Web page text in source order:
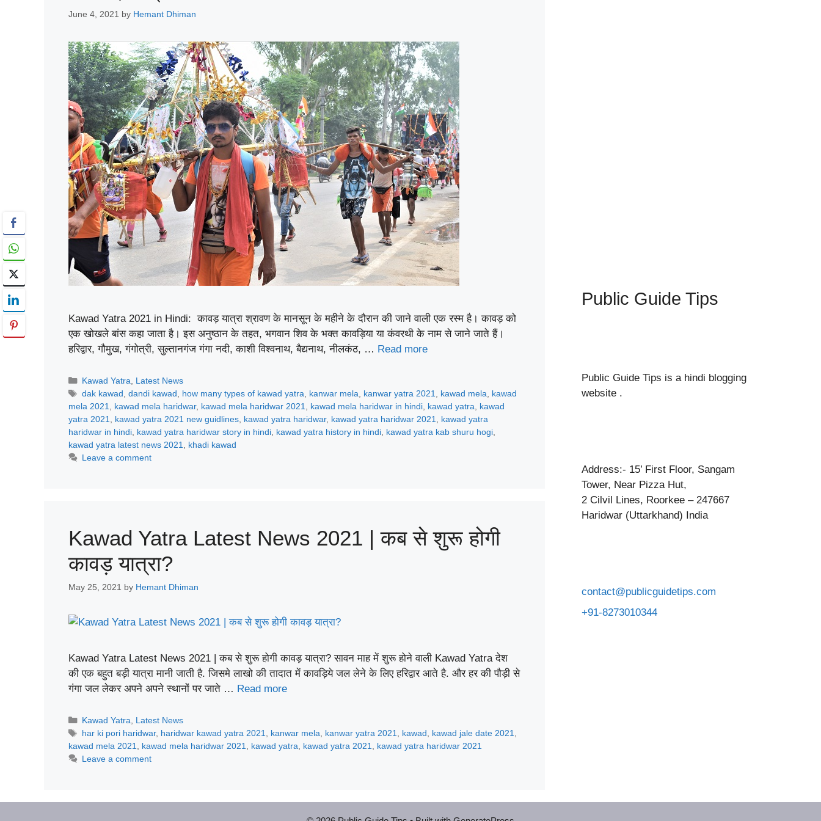
June 4, 2021 by Hemant Dhiman
Kawad Yatra 2021 in Hindi: कावड़ यात्रा श्रावण के मानसून के महीने के दौरान की जाने वाली एक रस्म है। कावड़ को
एक खोखले बांस कहा जाता है। इस अनुष्ठान के तहत, भगवान शिव के भक्त कावड़िया या कंवरथी के नाम से जाने जाते हैं।
हरिद्वार, गौमुख, गंगोत्री, सुल्तानगंज गंगा नदी, काशी विश्वनाथ, बैद्यनाथ, नीलकंठ, … Read more
Categories
Kawad Yatra
Latest News
Tags
dak kawad dandi kawad how many types of kawad yatra kanwar mela kanwar yatra 2021 kawad mela
kawad
mela 2021
kawad mela haridwar, kawad mela haridwar 2021 kawad mela haridwar in hindi kawad yatra
kawad
yatra 2021
kawad yatra 2021 new guidlines kawad yatra haridwar, kawad yatra haridwar 2021
kawad yatra
haridwar in hindi kawad yatra haridwar story in hindi kawad yatra history in hindi kawad yatra kab shuru hogi
kawad yatra latest news 2021
khadi kawad
Leave a comment
Kawad Yatra Latest News 2021 | कब से शुरू होगी
कावड़ यात्रा?
May 25, 2021 by Hemant Dhiman
Kawad Yatra Latest News 2021 | कब से शुरू होगी कावड़ यात्रा? सावन माह में शुरू होने वाली Kawad Yatra देश
की एक बहुत बड़ी यात्रा मानी जाती है. जिसमे लाखो की तादात में कावड़िये जल लेने के लिए हरिद्वार आते है. और हर की पौड़ी से
गंगा जल लेकर अपने अपने स्थानों पर जाते … Read more
Categories
Kawad Yatra, Latest News
Tags
har ki pori haridwar, haridwar kawad yatra 2021, kanwar mela, kanwar yatra 2021, kawad, kawad jale date 2021,
kawad mela 2021, kawad mela haridwar 2021, kawad yatra, kawad yatra 2021, kawad yatra haridwar 2021
Leave a comment
Public Guide Tips
Public Guide Tips is a hindi blogging
website .
Address:- 15’ First Floor, Sangam
Tower, Near Pizza Hut,
2 Cilvil Lines, Roorkee – 247667
Haridwar (Uttarkhand) India
contact@publicguidetips.com
+91-8273010344